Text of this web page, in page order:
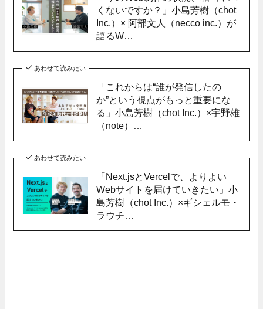
くないですか？」小島芳樹（chot
Inc.）× 阿部文人（necco inc.）が
語るW…
あわせて読みたい
「これからは“誰が発信したの
か”という視点がもっと重要にな
る」小島芳樹（chot Inc.）×宇野雄
（note）…
あわせて読みたい
「Next.jsとVercelで、よりよい
Webサイトを届けていきたい」小
島芳樹（chot Inc.）×ギシェルモ・
ラウチ…